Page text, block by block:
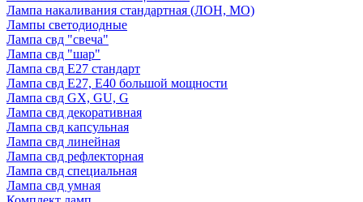
Лампа накаливания стандартная (ЛОН, МО)
Лампы светодиодные
Лампа свд "свеча"
Лампа свд "шар"
Лампа свд E27 стандарт
Лампа свд E27, Е40 большой мощности
Лампа свд GX, GU, G
Лампа свд декоративная
Лампа свд капсульная
Лампа свд линейная
Лампа свд рефлекторная
Лампа свд специальная
Лампа свд умная